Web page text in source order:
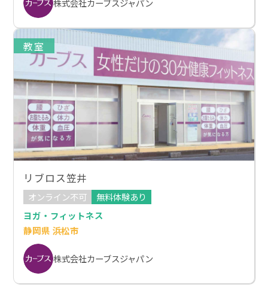
株式会社カーブスジャパン
教室
リブロス笠井
オンライン不可
無料体験あり
ヨガ・フィットネス
静岡県 浜松市
株式会社カーブスジャパン